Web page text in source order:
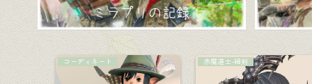
ミラプリの記録
手紙 手紙